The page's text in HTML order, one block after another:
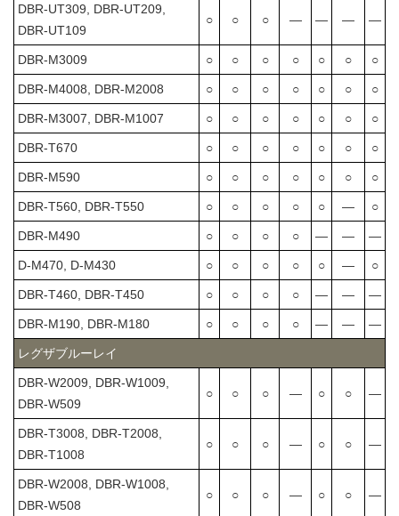
DBR-UT309, DBR-UT209,
DBR-UT109
○ ○ ○ ― ― ― ―
DBR-M3009 ○ ○ ○ ○ ○ ○ ○
DBR-M4008, DBR-M2008 ○ ○ ○ ○ ○ ○ ○
DBR-M3007, DBR-M1007 ○ ○ ○ ○ ○ ○ ○
DBR-T670 ○ ○ ○ ○ ○ ○ ○
DBR-M590 ○ ○ ○ ○ ○ ○ ○
DBR-T560, DBR-T550 ○ ○ ○ ○ ○ ― ○
DBR-M490 ○ ○ ○ ○ ― ― ―
D-M470, D-M430 ○ ○ ○ ○ ○ ― ○
DBR-T460, DBR-T450 ○ ○ ○ ○ ― ― ―
DBR-M190, DBR-M180 ○ ○ ○ ○ ― ― ―
レグザブルーレイ
DBR-W2009, DBR-W1009,
DBR-W509
○ ○ ○ ― ○ ○ ―
DBR-T3008, DBR-T2008,
DBR-T1008
○ ○ ○ ― ○ ○ ―
DBR-W2008, DBR-W1008,
DBR-W508
○ ○ ○ ― ○ ○ ―